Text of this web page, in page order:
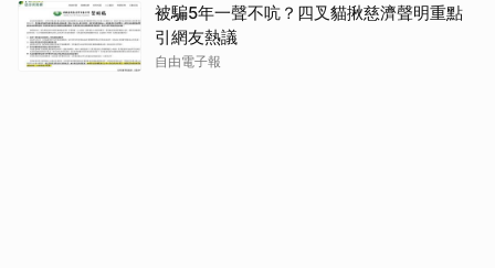
被騙5年一聲不吭？四叉貓揪慈濟聲明重點
引網友熱議
自由電子報